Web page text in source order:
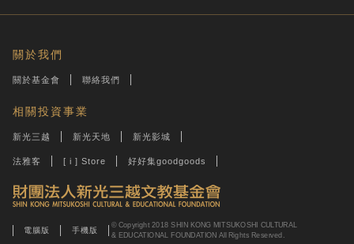
關於我們
關於基金會 聯絡我們
相關投資事業
新光三越 新光天地 新光影城
法雅客 [ i ] Store 好好集goodgoods
電腦版 手機版
© Copyright 2018 SHIN KONG MITSUKOSHI CULTURAL
& EDUCATIONAL FOUNDATION All Rights Reserved.